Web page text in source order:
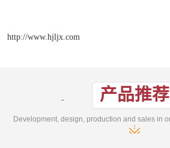
http://www.hjljx.com
产品推荐